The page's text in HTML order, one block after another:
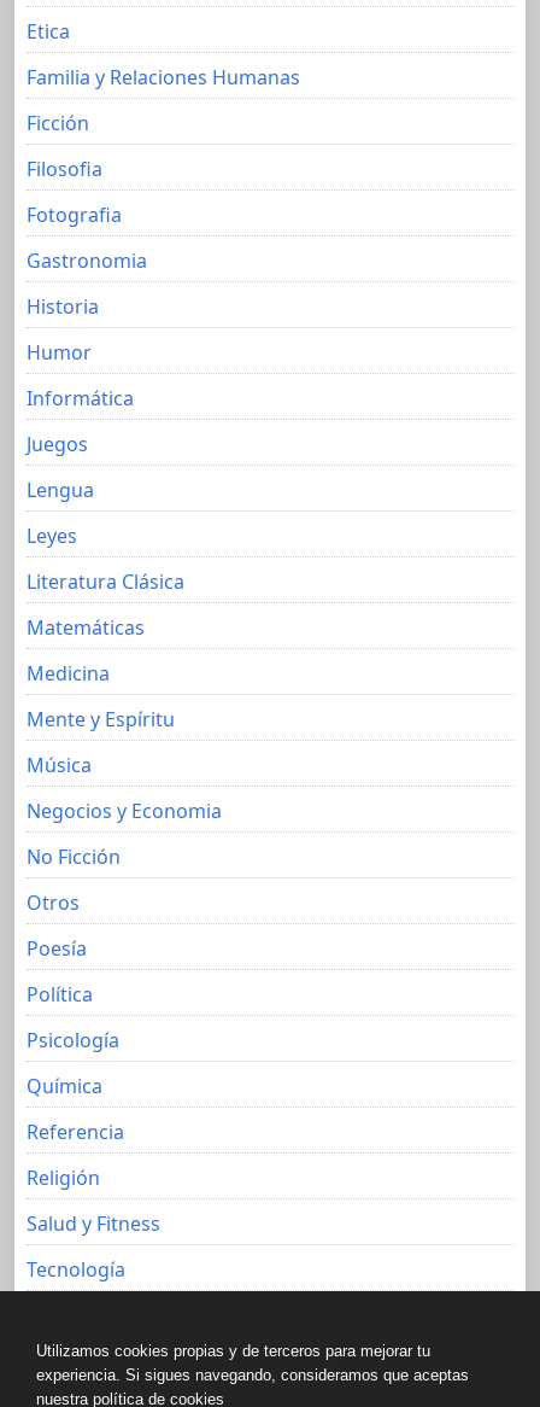
Etica
Familia y Relaciones Humanas
Ficción
Filosofia
Fotografia
Gastronomia
Historia
Humor
Informática
Juegos
Lengua
Leyes
Literatura Clásica
Matemáticas
Medicina
Mente y Espíritu
Música
Negocios y Economia
No Ficción
Otros
Poesía
Política
Psicología
Química
Referencia
Religión
Salud y Fitness
Tecnología
Utilizamos cookies propias y de terceros para mejorar tu
experiencia. Si sigues navegando, consideramos que aceptas
nuestra política de cookies